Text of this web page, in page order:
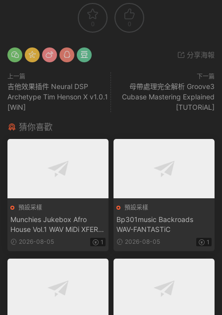
0 0
分享海報
上一篇
吉他效果插件 Neural DSP
Archetype Tim Henson X v1.0.1
[WiN]
下一篇
母帶處理完全解析 Groove3
Cubase Mastering Explained
[TUTORiAL]
猜你喜歡
預設采樣
Munchies Jukebox Afro
House Vol.1 WAV MiDi XFER
RECORDS SERUM-
2026-08-05 1
預設采樣
Bp301music Backroads
WAV-FANTASTiC
2026-08-05 1